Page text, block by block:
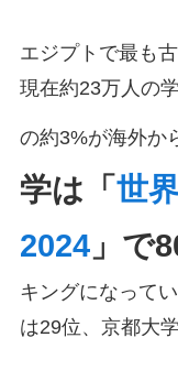
エジプトで最も
現在約23万人の
の約3%が海外か
学は「 世
2024」で
キングになって
は29位、京都大